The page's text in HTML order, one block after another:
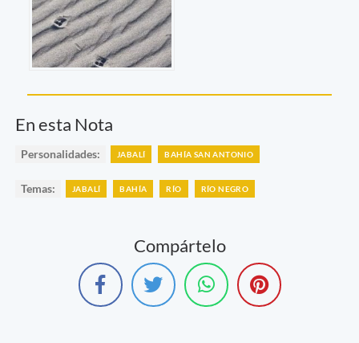
En esta Nota
Personalidades: JABALÍ BAHÍA SAN ANTONIO
Temas: JABALÍ BAHÍA RÍO RÍO NEGRO
Compártelo